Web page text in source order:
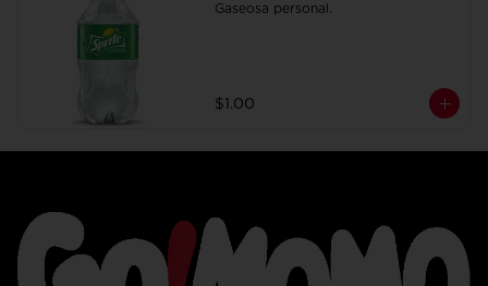
Gaseosa personal.
$1.00